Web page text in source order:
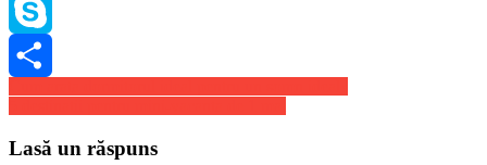
WhatsApp
Skype
Share
Navigare
în
articole
Lasă un răspuns